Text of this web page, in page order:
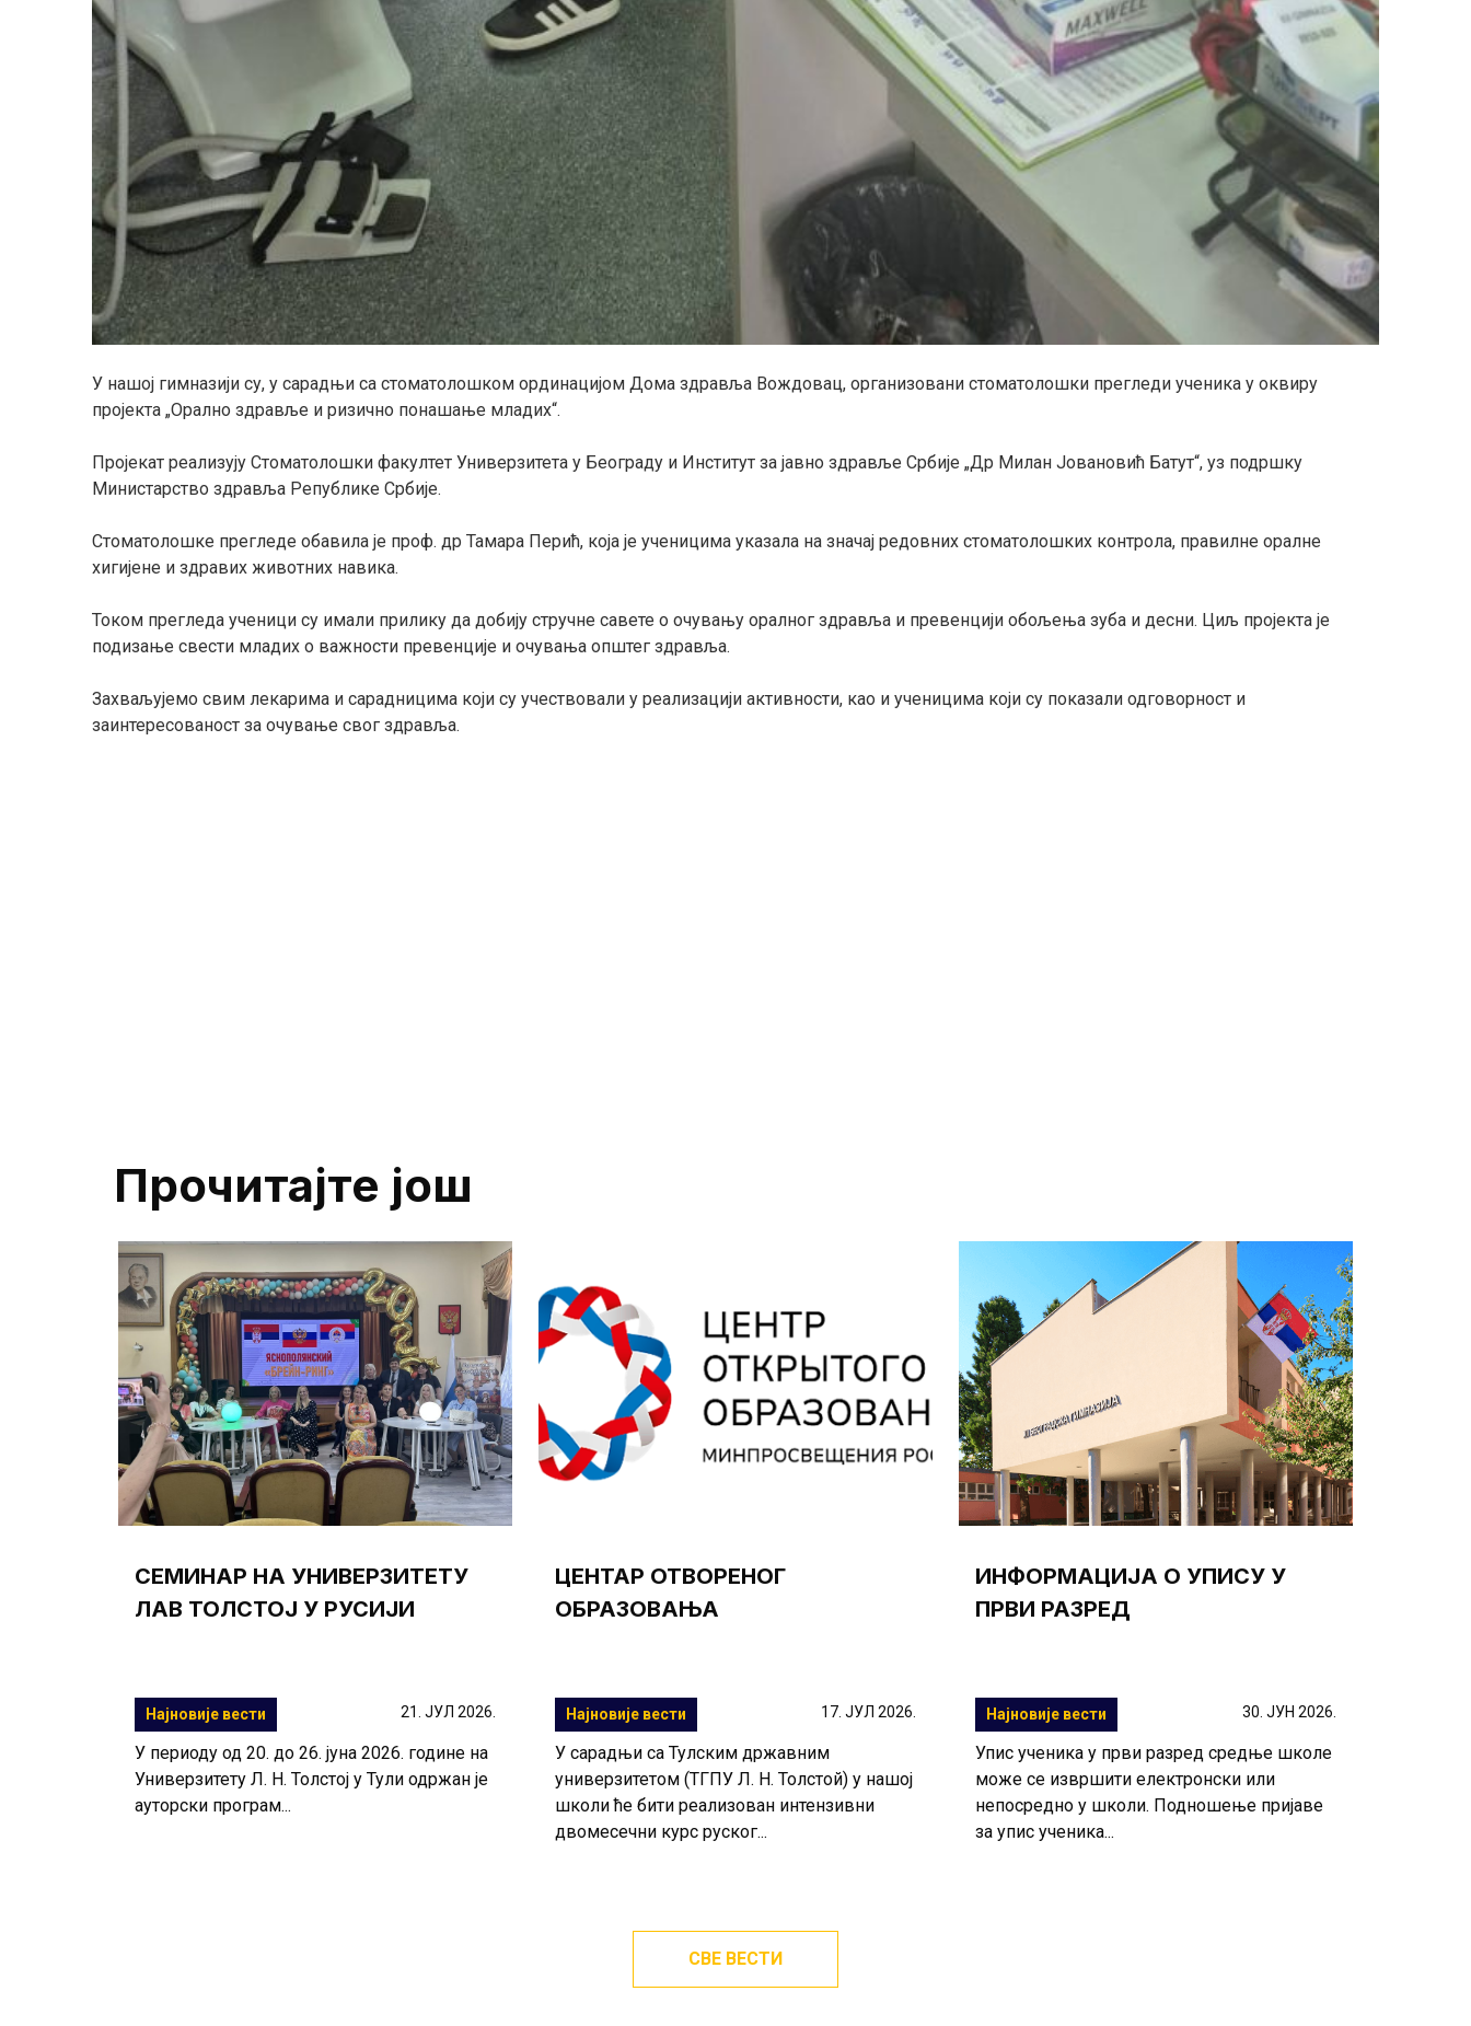
У нашој гимназији су, у сарадњи са стоматолошком ординацијом Дома здравља Вождовац, организовани стоматолошки прегледи ученика у оквиру
пројекта „Орално здравље и ризично понашање младих“.
Пројекат реализују Стоматолошки факултет Универзитета у Београду и Институт за јавно здравље Србије „Др Милан Јовановић Батут“, уз подршку
Министарство здравља Републике Србије.
Стоматолошке прегледе обавила је проф. др Тамара Перић, која је ученицима указала на значај редовних стоматолошких контрола, правилне оралне
хигијене и здравих животних навика.
Током прегледа ученици су имали прилику да добију стручне савете о очувању оралног здравља и превенцији обољења зуба и десни. Циљ пројекта је
подизање свести младих о важности превенције и очувања општег здравља.
Захваљујемо свим лекарима и сарадницима који су учествовали у реализацији активности, као и ученицима који су показали одговорност и
заинтересованост за очување свог здравља.
Прочитајте још
СЕМИНАР НА УНИВЕРЗИТЕТУ
ЛАВ ТОЛСТОЈ У РУСИЈИ
Најновије вести 21. ЈУЛ 2026.
У периоду од 20. до 26. јуна 2026. године на
Универзитету Л. Н. Толстој у Тули одржан је
ауторски програм...
ЦЕНТАР ОТВОРЕНОГ
ОБРАЗОВАЊА
Најновије вести 17. ЈУЛ 2026.
У сарадњи са Тулским државним
универзитетом (ТГПУ Л. Н. Толстой) у нашој
школи ће бити реализован интензивни
двомесечни курс руског...
ИНФОРМАЦИЈА О УПИСУ У
ПРВИ РАЗРЕД
Најновије вести 30. ЈУН 2026.
Упис ученика у први разред средње школе
може се извршити електронски или
непосредно у школи. Подношење пријаве
за упис ученика...
СВЕ ВЕСТИ